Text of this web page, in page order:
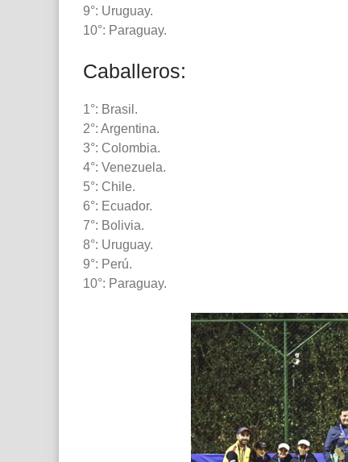
9°: Uruguay.
10°: Paraguay.
Caballeros:
1°: Brasil.
2°: Argentina.
3°: Colombia.
4°: Venezuela.
5°: Chile.
6°: Ecuador.
7°: Bolivia.
8°: Uruguay.
9°: Perú.
10°: Paraguay.